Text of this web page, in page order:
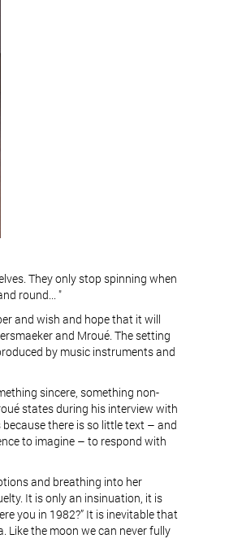
They only stop spinning when
round... "
and wish and hope that it will
and Mroué. The setting
by music instruments and
sincere, something non-
states during his interview with
there is so little text – and
to imagine – to respond with
and breathing into her
It is only an insinuation, it is
you in 1982?” It is inevitable that
Like the moon we can never fully